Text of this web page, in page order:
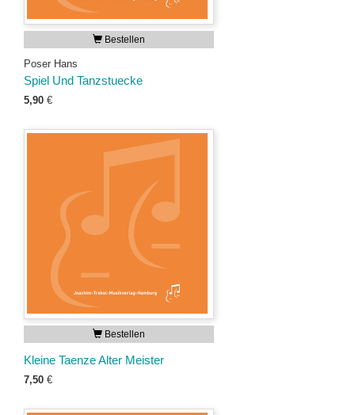
Bestellen
Poser Hans
Spiel Und Tanzstuecke
5,90 €
Bestellen
Kleine Taenze Alter Meister
7,50 €